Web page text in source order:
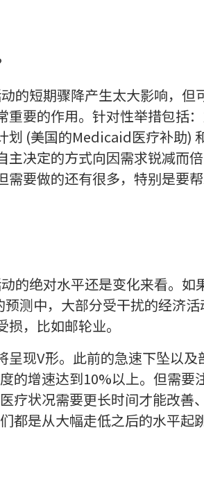
短期骤降产生太大影响，但
要的作用。针对性举措包括
划 (美国的Medicaid医疗补助)
决定的方式向因需求锐减而
要做的还有很多，特别是要
的绝对水平还是变化来看。如
测中，大部分受干扰的经济
，比如邮轮业。
现V形。此前的急速下坠以及
的增速达到10%以上。但需要
疗状况需要更长时间才能改善
都是从大幅走低之后的水平起跳